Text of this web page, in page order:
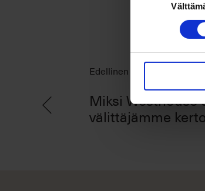
Edellinen
Miksi Westhouse
välittäjämme